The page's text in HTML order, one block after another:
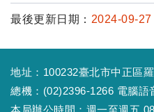
最後更新日期： 2024-09-27
地址：100232臺北市中正區
總機：(02)2396-1266 電腦語
本局辦公時間：週一至週五